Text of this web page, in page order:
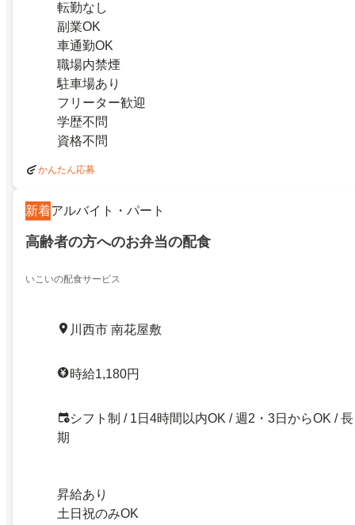
転勤なし
副業OK
車通勤OK
職場内禁煙
駐車場あり
フリーター歓迎
学歴不問
資格不問
かんたん応募
新着アルバイト・パート
高齢者の方へのお弁当の配食
いこいの配食サービス
川西市 南花屋敷
時給1,180円
シフト制 / 1日4時間以内OK / 週2・3日からOK / 長
期
昇給あり
土日祝のみOK